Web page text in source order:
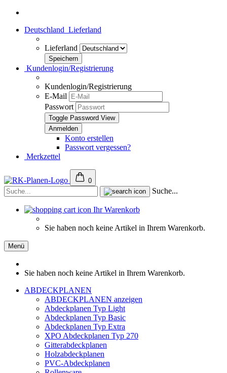
Deutschland Lieferland
Lieferland
Kundenlogin/Registrierung
Kundenlogin/Registrierung
E-Mail
Passwort
Toggle Password View
Konto erstellen
Passwort vergessen?
Merkzettel
0
Suche...
Ihr Warenkorb
Sie haben noch keine Artikel in Ihrem Warenkorb.
Menü
Sie haben noch keine Artikel in Ihrem Warenkorb.
ABDECKPLANEN
ABDECKPLANEN anzeigen
Abdeckplanen Typ Light
Abdeckplanen Typ Basic
Abdeckplanen Typ Extra
XPO Abdeckplanen Typ 270
Gitterabdeckplanen
Holzabdeckplanen
PVC-Abdeckplanen